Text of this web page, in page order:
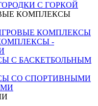
С ГОРКОЙ
КОМПЛЕКСЫ
КОМПЛЕКСЫ
-
С БАСКЕТБОЛЬНЫМ
СО СПОРТИВНЫМИ